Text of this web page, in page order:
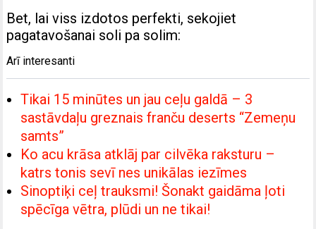
Bet, lai viss izdotos perfekti, sekojiet
pagatavošanai soli pa solim:
Arī interesanti
Tikai 15 minūtes un jau ceļu galdā – 3
sastāvdaļu greznais franču deserts “Zemeņu
samts”
Ko acu krāsa atklāj par cilvēka raksturu –
katrs tonis sevī nes unikālas iezīmes
Sinoptiķi ceļ trauksmi! Šonakt gaidāma ļoti
spēcīga vētra, plūdi un ne tikai!